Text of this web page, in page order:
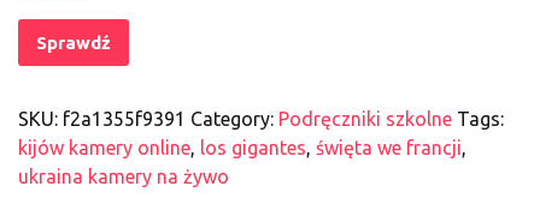
Sprawdź
SKU: f2a1355f9391 Category: Podręczniki szkolne Tags:
kijów kamery online
los gigantes święta we francji
ukraina kamery na żywo